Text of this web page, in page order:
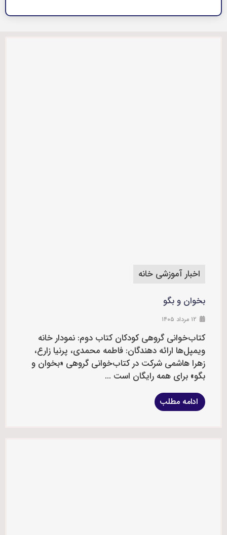
اخبار آموزشی خانه
بخوان و بگو
کتاب‌خوانی گروهی کودکان کتاب دوم: نمودار خانه
ویمپل‌ها ارائه دهندگان: فاطمه محمدی، پرنیا زارع،
زهرا هاشمی شرکت در کتاب‌خوانی گروهی «بخوان و
بگو» برای همه رایگان است ...
ادامه مطلب